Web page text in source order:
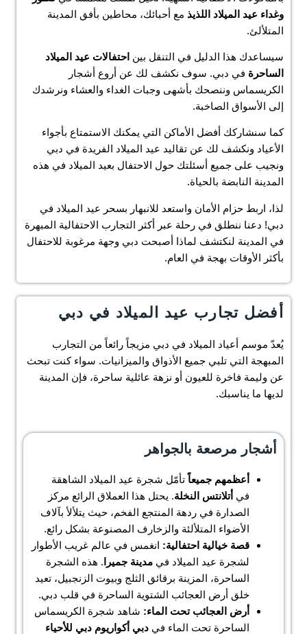
وغداء عيد الميلاد اللذيذ مع أحبائك، محاطين بأفق المدينة
المتلألئ.
سيساعدك هذا الدليل في التنقل بين احتفالات عيد الميلاد
الساحرة في دبي. سوف نكشف لك عن أروع أشجار
الكريسماس وننصحك بأشهى وجبات الغداء والعشاء ونرشدك
إلى الأسواق الصاخبة.
كما سنشاركك أفضل الأماكن التي يمكنك الاستمتاع بأجواء
الأعياد ونكشف لك عن تقاليد عيد الميلاد الفريدة في دبي
ونجيب على جميع أسئلتك حول الاحتفال بعيد الميلاد في هذه
المدينة النابضة بالحياة.
لذا، اربط حزام الأمان واستعد للانبهار بسحر عيد الميلاد في
دبي! دعنا ننطلق في رحلة عبر أكثر التجارب الاحتفالية المبهرة
في المدينة لنكتشف لماذا أصبحت دبي وجهة مرغوبة للاحتفال
بأكثر الأوقات بهجة في العام.
أفضل تجارب عيد الميلاد في دبي
يُعدّ موسم أعياد الميلاد في دبي مزيجاً رائعاً من التجارب
المبهجة التي تلبي جميع الأذواق والميزانيات. سواء كنت تبحث
عن وليمة فاخرة للعيون أو نزهة عائلية ساحرة، فإن المدينة
لديها ما يناسبك.
أشجار مرصعة بالجواهر
أعظمهم جميعاً تأمّل شجرة عيد الميلاد الشاهقة
في أتلانتس النخلة. يحتل هذا العملاق الرائع مركز
الصدارة في ردهة المنتجع الفخم، حيث يتلألأ بآلاف
الأضواء المتلألئة والزخارف المصنوعة بشكل رائع.
قصة خيالية احتفالية: انغمس في عالم غريب الأطوار
لشجرة عيد الميلاد في مدينة جميرا . هذه الشجرة
الساحرة، المزينة برقائق الثلج وبيوت الزنجبيل، تعيد
خلق أرض العجائب الشتوية الساحرة في قلب دبي.
أرض العجائب تحت الماء: شاهد شجرة الكريسماس
الساحرة تحت الماء في دبي أكواريوم دبي للأحياء